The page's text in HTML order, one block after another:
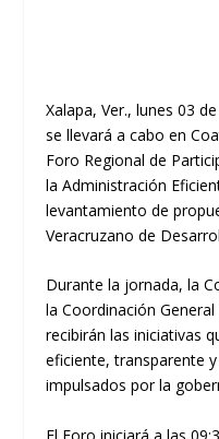
Xalapa, Ver., lunes 03
se llevará a cabo en
Foro Regional de
la Administración
levantamiento de
Veracruzano de
Durante la jornada, la
la Coordinación
recibirán las iniciativas
eficiente, transparente
impulsados por la